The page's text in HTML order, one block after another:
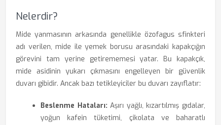
Nelerdir?
Mide yanmasının arkasında genellikle özofagus sfinkteri
adı verilen, mide ile yemek borusu arasındaki kapakçığın
görevini tam yerine getirememesi yatar. Bu kapakçık,
mide asidinin yukarı çıkmasını engelleyen bir güvenlik
duvarı gibidir. Ancak bazı tetikleyiciler bu duvarı zayıflatır:
Beslenme Hataları: Aşırı yağlı, kızartılmış gıdalar,
yoğun kafein tüketimi, çikolata ve baharatlı